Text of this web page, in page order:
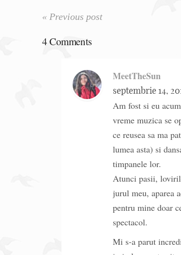
« Previous post
4 Comments
MeetTheSun
septembrie 14,
Am fost si eu
vreme muzica se
ce reusea sa ma
lumea asta) si
timpanele lor.
Atunci pasii,
jurul meu, aparea
pentru mine doar
spectacol.
Mi s-a parut